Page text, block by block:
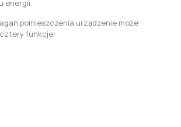
energii.
pomieszczenia urządzenie może
funkcje: